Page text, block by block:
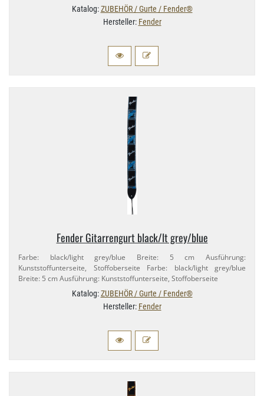
Katalog:ZUBEHÖR / Gurte / Fender®
Hersteller: Fender
Fender Gitarrengurt black/​lt grey/​blue
Farbe: black/​light grey/​blue Breite: 5 cm Ausführung:
Kunststoffunterseite, Stoffoberseite Farbe: black/​light grey/​blue
Breite: 5 cm Ausführung: Kunststoffunterseite, Stoffoberseite
Katalog:ZUBEHÖR / Gurte / Fender®
Hersteller: Fender